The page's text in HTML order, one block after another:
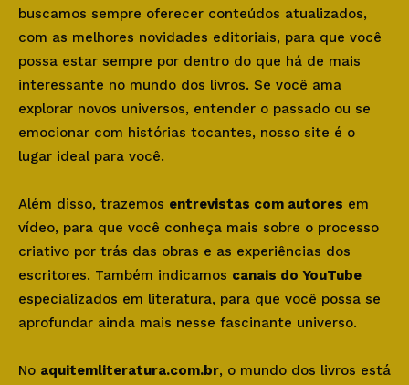
buscamos sempre oferecer conteúdos atualizados,
com as melhores novidades editoriais, para que você
possa estar sempre por dentro do que há de mais
interessante no mundo dos livros. Se você ama
explorar novos universos, entender o passado ou se
emocionar com histórias tocantes, nosso site é o
lugar ideal para você.
Além disso, trazemos entrevistas com autores em
vídeo, para que você conheça mais sobre o processo
criativo por trás das obras e as experiências dos
escritores. Também indicamos canais do YouTube
especializados em literatura, para que você possa se
aprofundar ainda mais nesse fascinante universo.
No aquitemliteratura.com.br, o mundo dos livros está